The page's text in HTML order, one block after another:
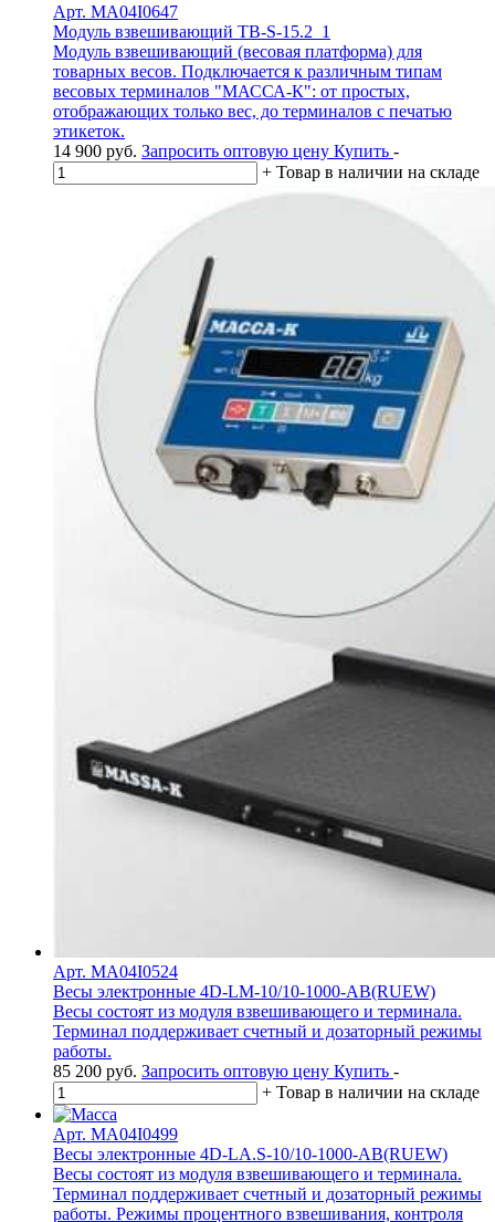
Арт. MA04I0647
Модуль взвешивающий ТВ-S-15.2_1
Модуль взвешивающий (весовая платформа) для
товарных весов. Подключается к различным типам
весовых терминалов "МАССА-К": от простых,
отображающих только вес, до терминалов с печатью
этикеток.
14 900 руб. Запросить оптовую цену Купить -
+ Товар в наличии на складе
Арт. MA04I0524
Весы электронные 4D-LM-10/10-1000-AB(RUEW)
Весы состоят из модуля взвешивающего и терминала.
Терминал поддерживает счетный и дозаторный режимы
работы.
85 200 руб. Запросить оптовую цену Купить -
+ Товар в наличии на складе
Арт. MA04I0499
Весы электронные 4D-LA.S-10/10-1000-АВ(RUEW)
Весы состоят из модуля взвешивающего и терминала.
Терминал поддерживает счетный и дозаторный режимы
работы. Режимы процентного взвешивания, контроля